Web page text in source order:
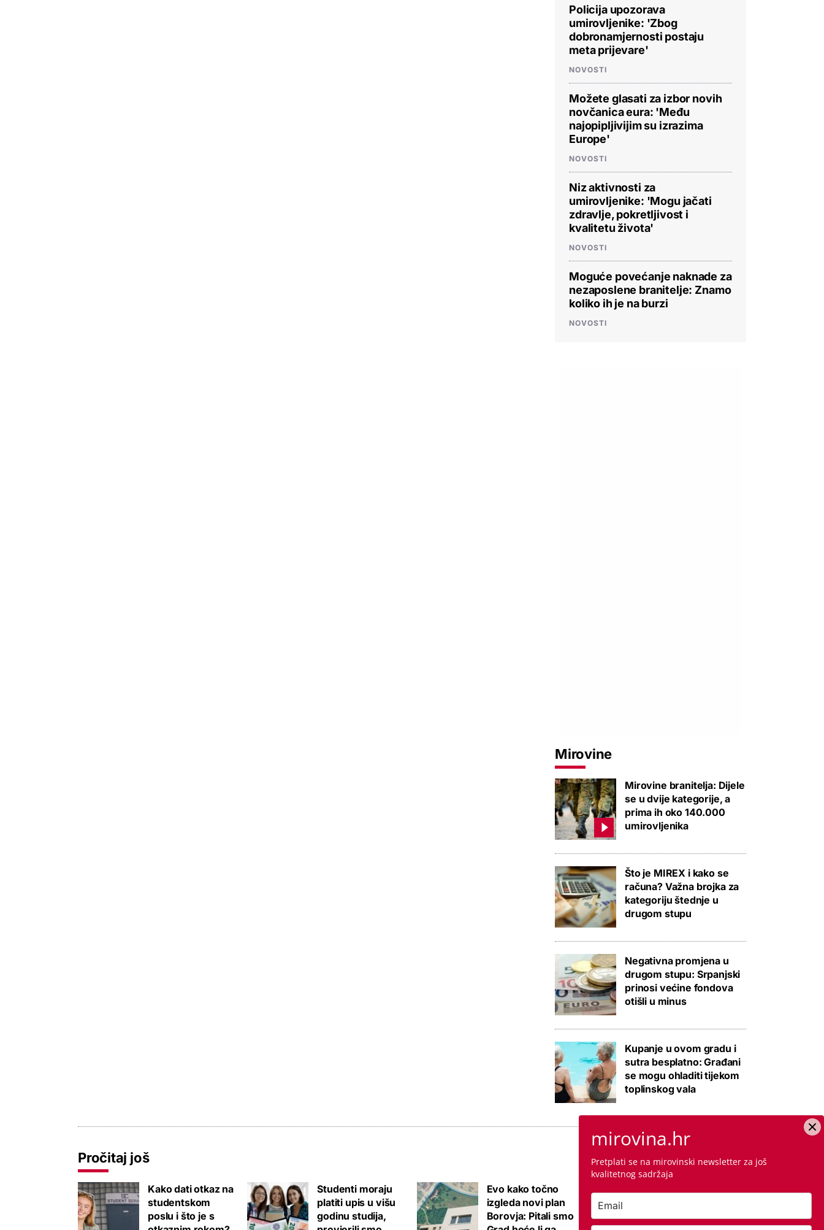
Policija upozorava
umirovljenike: 'Zbog
dobronamjernosti postaju
meta prijevare'
NOVOSTI
Možete glasati za izbor novih
novčanica eura: 'Među
najopipljivijim su izrazima
Europe'
NOVOSTI
Niz aktivnosti za
umirovljenike: 'Mogu jačati
zdravlje, pokretljivost i
kvalitetu života'
NOVOSTI
Moguće povećanje naknade za
nezaposlene branitelje: Znamo
koliko ih je na burzi
NOVOSTI
Mirovine
Mirovine branitelja: Dijele
se u dvije kategorije, a
prima ih oko 140.000
umirovljenika
Što je MIREX i kako se
računa? Važna brojka za
kategoriju štednje u
drugom stupu
Negativna promjena u
drugom stupu: Srpanjski
prinosi većine fondova
otišli u minus
Kupanje u ovom gradu i
sutra besplatno: Građani
se mogu ohladiti tijekom
toplinskog vala
Pročitaj još
Kako dati otkaz na
studentskom
poslu i što je s
Studenti moraju
platiti upis u višu
godinu studija,
Evo kako točno
izgleda novi plan
Borovja: Pitali smo
znamo i da li ste
mirovina.hr
Pretplati se na mirovinski newsletter za još
kvalitetnog sadržaja